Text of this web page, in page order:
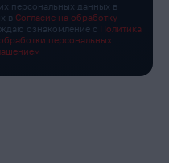
персональных данных в
в Согласие на обработку
ознакомление с Политика
персональных